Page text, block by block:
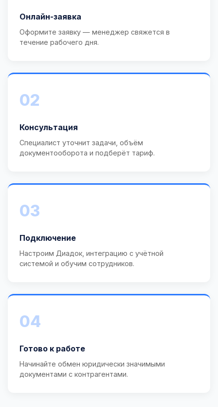
Онлайн-заявка
Оформите заявку — менеджер свяжется в
течение рабочего дня.
02
Консультация
Специалист уточнит задачи, объём
документооборота и подберёт тариф.
03
Подключение
Настроим Диадок, интеграцию с учётной
системой и обучим сотрудников.
04
Готово к работе
Начинайте обмен юридически значимыми
документами с контрагентами.